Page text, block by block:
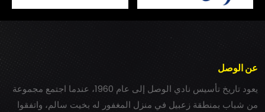
عن الوصل
يعود تاريخ تأسيس نادي الوصل إلى عام 1960، عندما اجتمع مجموعة
من شباب بمنطقة زعبيل في منزل المغفور له بخيت سالم، واتفقوا